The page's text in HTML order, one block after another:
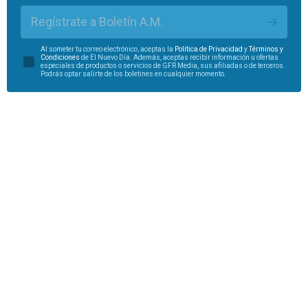
Regístrate a Boletín A.M.
Al someter tu correo electrónico, aceptas la Política de Privacidad yTérminos y
Condiciones de El Nuevo Día. Además, aceptas recibir información u ofertas
especiales de productos o servicios de GFR Media, sus afiliadas o de terceros.
Podrás optar salirte de los boletines en cualquier momento.